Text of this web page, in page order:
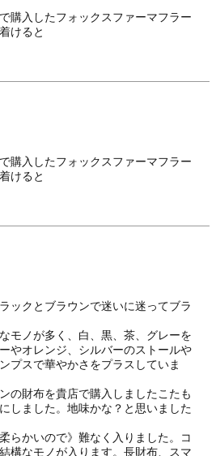
購入したフォックスファーマフラー
けると
購入したフォックスファーマフラー
けると
ックとブラウンで迷いに迷ってブラ
モノが多く、白、黒、茶、グレーを
やオレンジ、シルバーのストールや
プスで華やかさをプラスしていま
の財布を貴店で購入しましたこたも
しました。地味かな？と思いました
らかいので》難なく入りました。コ
構なモノが入ります。長財布、スマ